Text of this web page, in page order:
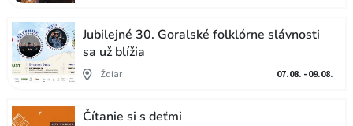
Jubilejné 30. Goralské folklórne slávnosti
sa už blížia
Ždiar 07.08. - 09.08.
Čítanie si s deťmi